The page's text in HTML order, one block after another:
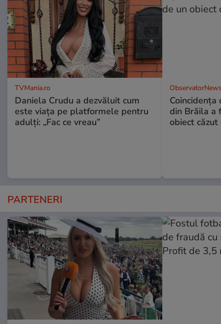
TVMania.ro
Daniela Crudu a dezvăluit cum
este viața pe platformele pentru
adulți: „Fac ce vreau”
Coincidența
din Brăila a
obiect căzut
PARTENERI